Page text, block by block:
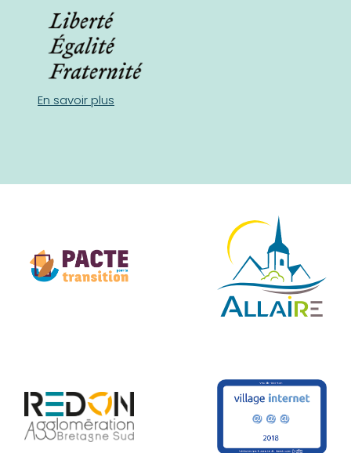
En savoir plus